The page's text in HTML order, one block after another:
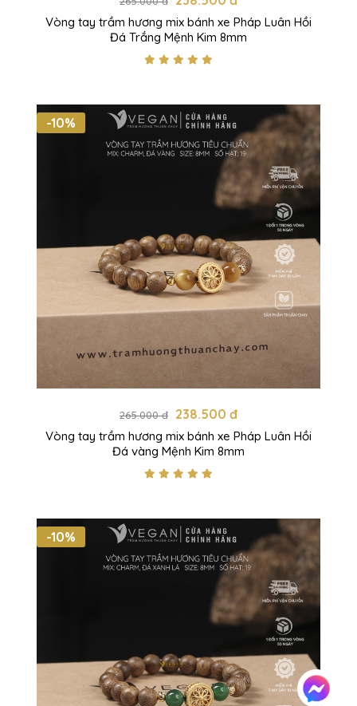
Vòng tay trầm hương mix bánh xe Pháp Luân Hồi
Đá Trắng Mệnh Kim 8mm
-10%
265.000 đ 238.500 đ
Vòng tay trầm hương mix bánh xe Pháp Luân Hồi
Đá vàng Mệnh Kim 8mm
-10%